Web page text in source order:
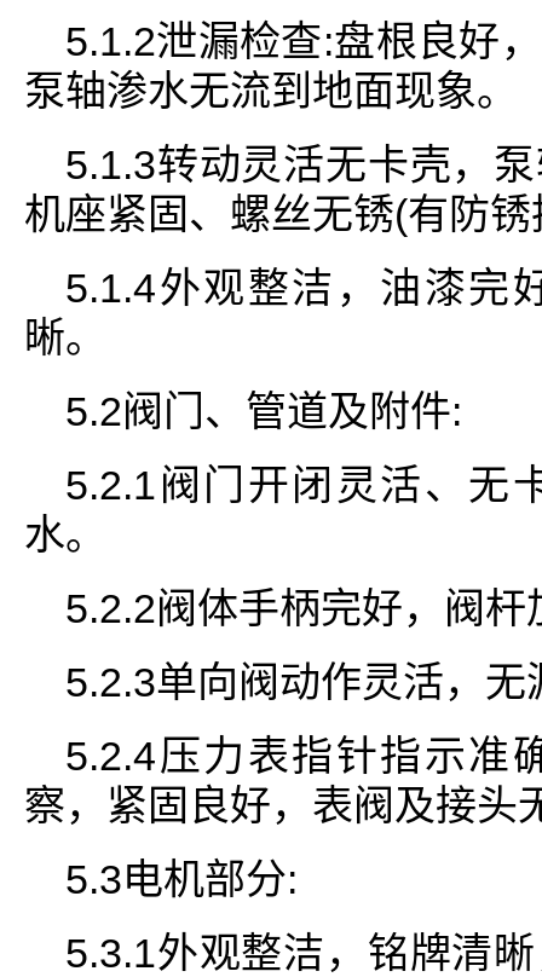
5.1.2泄漏检查:盘根良好
泵轴渗水无流到地面现象。
5.1.3转动灵活无卡壳，
机座紧固、螺丝无锈(有防
5.1.4外观整洁，油漆完
晰。
5.2阀门、管道及附件:
5.2.1阀门开闭灵活、无
水。
5.2.2阀体手柄完好，阀
5.2.3单向阀动作灵活，无
5.2.4压力表指针指示准
察，紧固良好，表阀及接头
5.3电机部分:
5.3.1外观整洁，铭牌清